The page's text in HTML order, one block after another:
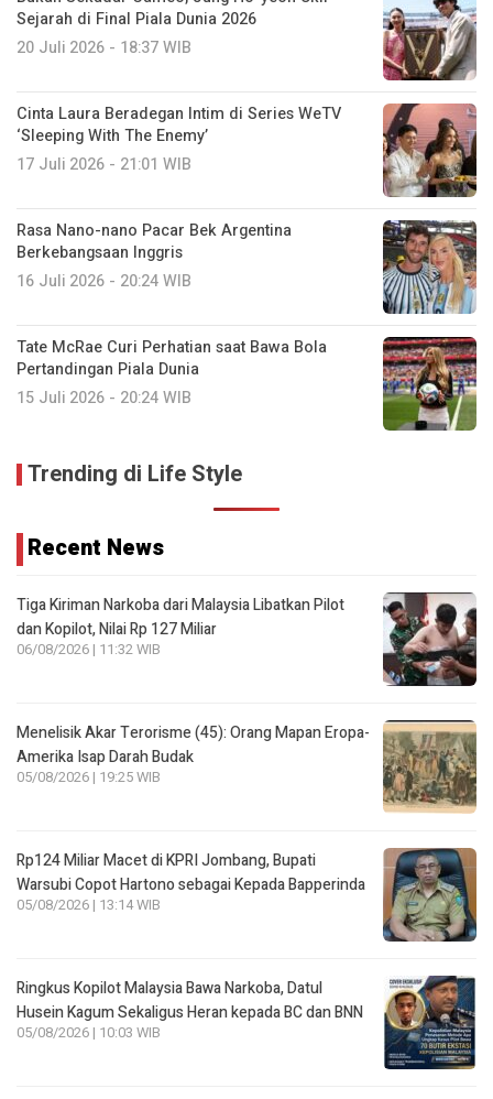
Sejarah di Final Piala Dunia 2026
20 Juli 2026 - 18:37 WIB
Cinta Laura Beradegan Intim di Series WeTV
‘Sleeping With The Enemy’
17 Juli 2026 - 21:01 WIB
Rasa Nano-nano Pacar Bek Argentina
Berkebangsaan Inggris
16 Juli 2026 - 20:24 WIB
Tate McRae Curi Perhatian saat Bawa Bola
Pertandingan Piala Dunia
15 Juli 2026 - 20:24 WIB
Trending di Life Style
Recent News
Tiga Kiriman Narkoba dari Malaysia Libatkan Pilot
dan Kopilot, Nilai Rp 127 Miliar
06/08/2026 | 11:32 WIB
Menelisik Akar Terorisme (45): Orang Mapan Eropa-
Amerika Isap Darah Budak
05/08/2026 | 19:25 WIB
Rp124 Miliar Macet di KPRI Jombang, Bupati
Warsubi Copot Hartono sebagai Kepada Bapperinda
05/08/2026 | 13:14 WIB
Ringkus Kopilot Malaysia Bawa Narkoba, Datul
Husein Kagum Sekaligus Heran kepada BC dan BNN
05/08/2026 | 10:03 WIB